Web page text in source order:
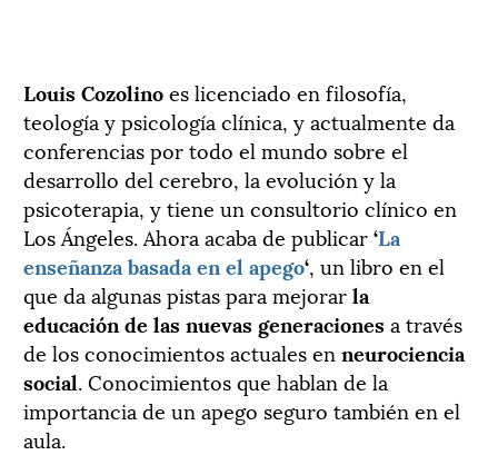
Louis Cozolinoes licenciado en filosofía,
teología y psicología clínica, y actualmente da
conferencias por todo el mundo sobre el
desarrollo del cerebro, la evolución y la
psicoterapia, y tiene un consultorio clínico en
Los Ángeles. Ahora acaba de publicar‘La
enseñanza basada en el apego‘, un libro en el
que da algunas pistas para mejorarla
educación de las nuevas generacionesa través
de los conocimientos actuales en neurociencia
social. Conocimientos que hablan de la
importancia de un apego seguro también en el
aula.